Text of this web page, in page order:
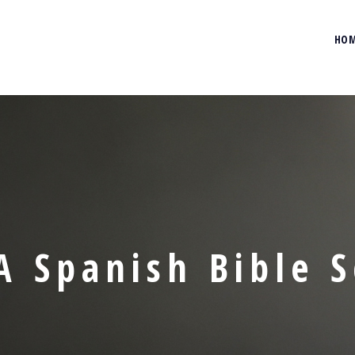
Spanish Bible